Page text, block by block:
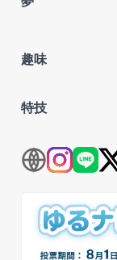
趣味
特技